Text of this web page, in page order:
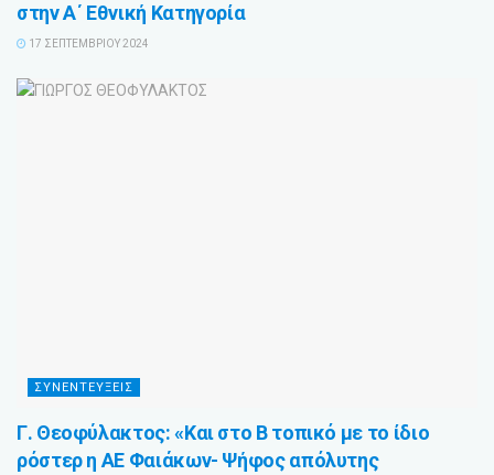
στην Α΄ Εθνική Κατηγορία
17 ΣΕΠΤΕΜΒΡΊΟΥ 2024
ΣΥΝΕΝΤΕΥΞΕΙΣ
Γ. Θεοφύλακτος: «Και στο Β τοπικό με το ίδιο
ρόστερ η ΑΕ Φαιάκων- Ψήφος απόλυτης